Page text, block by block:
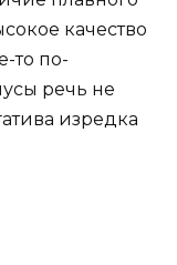
качество
то по-
речь не
изредка